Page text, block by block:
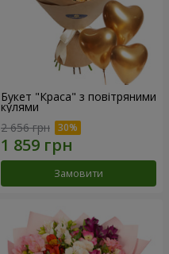
Букет "Краса" з повітряними
кулями
2 656 грн
Замовити